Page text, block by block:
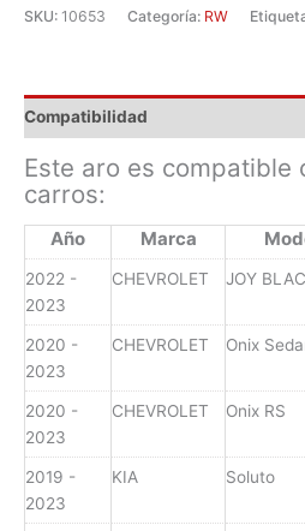
SKU: 10653 Categoría: RW
Compatibilidad
Este aro es compatible
carros:
Año Marca
2022 -
2023
CHEVROLET JOY
2020 -
2023
CHEVROLET Onix
2020 -
2023
CHEVROLET Onix RS
2019 -
2023
KIA Soluto